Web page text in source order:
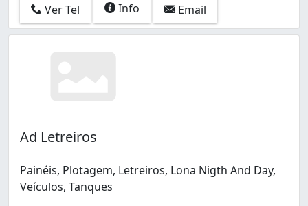
Ver Tel Info Email
Ad Letreiros
Painéis, Plotagem, Letreiros, Lona Nigth And Day,
Veículos, Tanques